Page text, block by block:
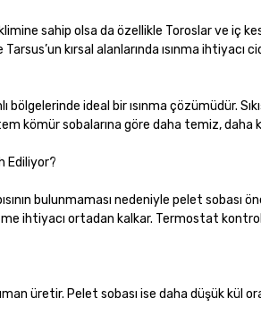
sahip olsa da özellikle Toroslar ve iç
kırsal alanlarında ısınma
bölgelerinde ideal bir ısınma çözümüdür.
kömür sobalarına göre daha temiz, daha
Ediliyor?
bulunmaması nedeniyle pelet
ihtiyacı ortadan kalkar. Termostat
üretir. Pelet sobası ise daha düşük kül